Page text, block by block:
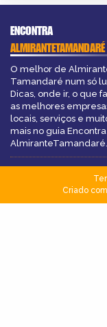
ENCONTRA
ALMIRANTETAMANDARÉ
O melhor de
Tamandaré num só
Dicas, onde ir, o que
as melhores
locais, serviços e
mais no guia Encontra
AlmiranteTamandaré.
Criado